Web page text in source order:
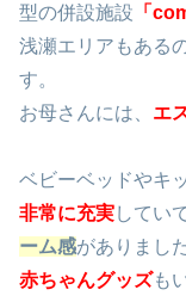
型の併設施設 「
浅瀬エリアもある
す。
お母さんには、 エ
ベビーベッドやキ
非常に充実してい
ーム感がありました
赤ちゃんグッズも